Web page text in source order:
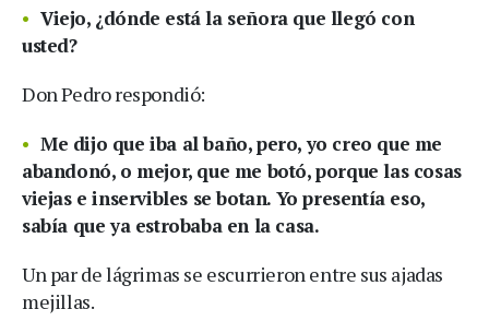
Viejo, ¿dónde está la señora que llegó con
usted?
Don Pedro respondió:
Me dijo que iba al baño, pero, yo creo que me
abandonó, o mejor, que me botó, porque las cosas
viejas e inservibles se botan. Yo presentía eso,
sabía que ya estrobaba en la casa.
Un par de lágrimas se escurrieron entre sus ajadas
mejillas.